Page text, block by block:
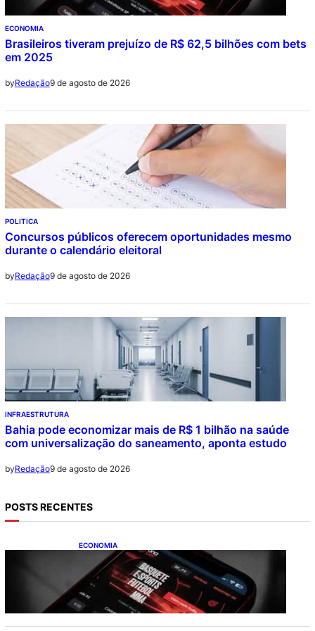
ECONOMIA
Brasileiros tiveram prejuízo de R$ 62,5 bilhões com bets
em 2025
byRedação9 de agosto de 2026
POLITICA
Concursos públicos oferecem oportunidades mesmo
durante o calendário eleitoral
byRedação9 de agosto de 2026
INFRAESTRUTURA
Bahia pode economizar mais de R$ 1 bilhão na saúde
com universalização do saneamento, aponta estudo
byRedação9 de agosto de 2026
POSTS RECENTES
ECONOMIA
Brasileiros tiveram prejuízo de R$ 62,5
bilhões com bets em 2025